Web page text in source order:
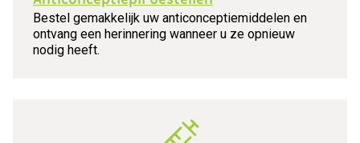
Bestel gemakkelijk uw anticonceptiemiddelen en
ontvang een herinnering wanneer u ze opnieuw
nodig heeft.